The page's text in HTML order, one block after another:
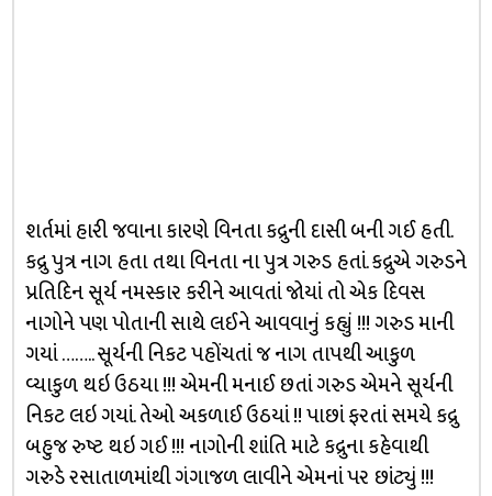
શર્તમાં હારી જવાના કારણે વિનતા કદ્રુની દાસી બની ગઈ હતી.
કદ્રુ પુત્ર નાગ હતા તથા વિનતા ના પુત્ર ગરુડ હતાં. કદ્રુએ ગરુડને
પ્રતિદિન સૂર્ય નમસ્કાર કરીને આવતાં જોયાં તો એક દિવસ
નાગોને પણ પોતાની સાથે લઈને આવવાનું કહ્યું !!! ગરુડ માની
ગયાં …….. સૂર્યની નિકટ પહોંચતાં જ નાગ તાપથી આકુળ
વ્યાકુળ થઇ ઉઠયા !!! એમની મનાઈ છતાં ગરુડ એમને સૂર્યની
નિકટ લઇ ગયાં. તેઓ અકળાઈ ઉઠયાં !! પાછાં ફરતાં સમયે કદ્રુ
બહુજ રુષ્ટ થઇ ગઈ !!! નાગોની શાંતિ માટે કદ્રુના કહેવાથી
ગરુડે રસાતાળમાંથી ગંગાજળ લાવીને એમનાં પર છાંટ્યું !!!